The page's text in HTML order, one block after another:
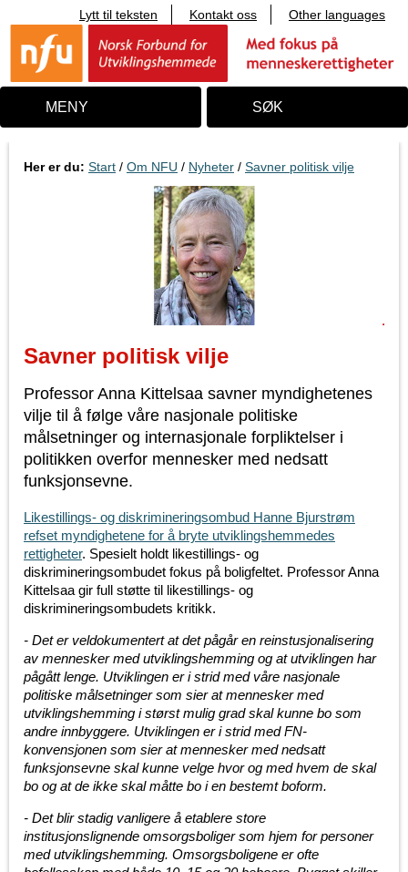
i
n
o
Lytt til teksten Kontakt oss Other languages
MENY SØK
Her er du: Start / Om NFU / Nyheter / Savner politisk vilje
Savner politisk vilje
Professor Anna Kittelsaa savner myndighetenes
vilje til å følge våre nasjonale politiske
målsetninger og internasjonale forpliktelser i
politikken overfor mennesker med nedsatt
funksjonsevne.
Likestillings- og diskrimineringsombud Hanne Bjurstrøm
refset myndighetene for å bryte utviklingshemmedes
rettigheter. Spesielt holdt likestillings- og
diskrimineringsombudet fokus på boligfeltet. Professor Anna
Kittelsaa gir full støtte til likestillings- og
diskrimineringsombudets kritikk.
- Det er veldokumentert at det pågår en reinstusjonalisering
av mennesker med utviklingshemming og at utviklingen har
pågått lenge. Utviklingen er i strid med våre nasjonale
politiske målsetninger som sier at mennesker med
utviklingshemming i størst mulig grad skal kunne bo som
andre innbyggere. Utviklingen er i strid med FN-
konvensjonen som sier at mennesker med nedsatt
funksjonsevne skal kunne velge hvor og med hvem de skal
bo og at de ikke skal måtte bo i en bestemt boform.
- Det blir stadig vanligere å etablere store
institusjonslignende omsorgsboliger som hjem for personer
med utviklingshemming. Omsorgsboligene er ofte